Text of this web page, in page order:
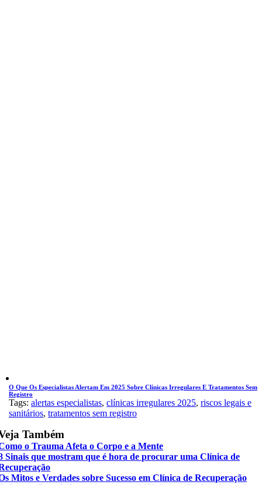
O Que Os Especialistas Alertam Em 2025 Sobre Clínicas Irregulares E Tratamentos Sem
Registro
Tags: alertas especialistas, clínicas irregulares 2025, riscos legais e
sanitários, tratamentos sem registro
Também
o Trauma Afeta o Corpo e a Mente
Sinais que mostram que é hora de procurar uma Clínica de
Mitos e Verdades sobre Sucesso em Clínica de Recuperação